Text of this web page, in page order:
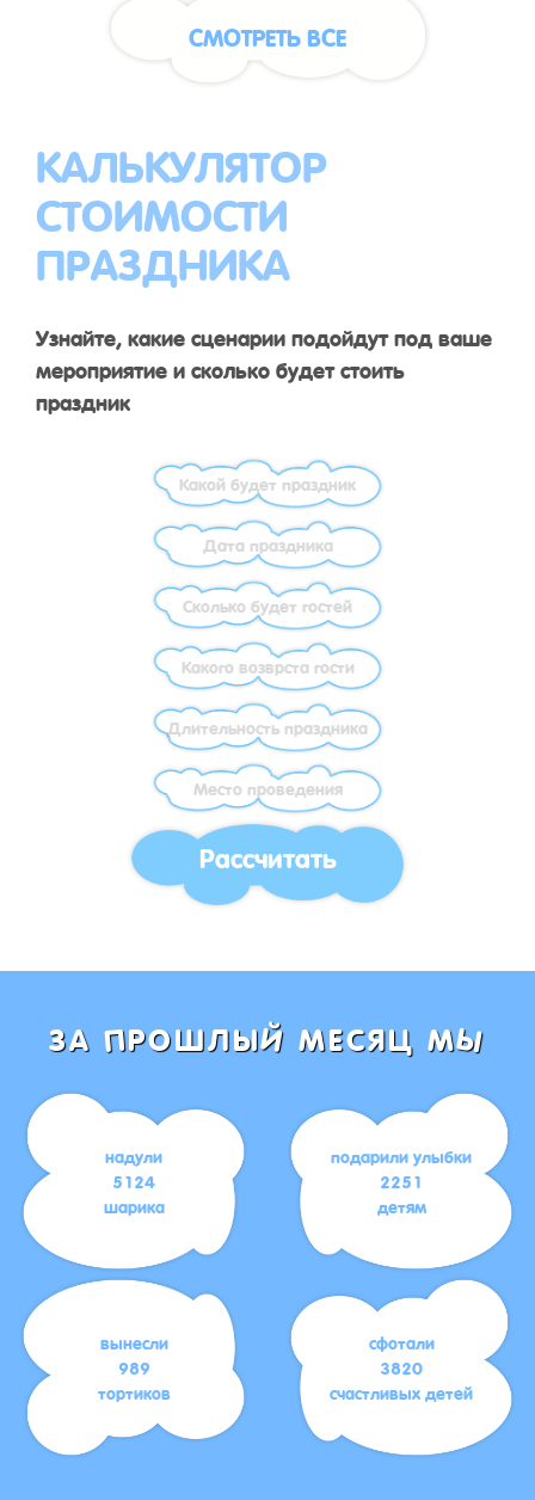
СМОТРЕТЬ ВСЕ
КАЛЬКУЛЯТОР
СТОИМОСТИ
ПРАЗДНИКА
Узнайте, какие сценарии подойдут под ваше
мероприятие и сколько будет стоить
праздник
Рассчитать
ЗА ПРОШЛЫЙ МЕСЯЦ МЫ
надули
5124
шарика
подарили улыбки
2251
детям
вынесли
989
тортиков
сфотали
3820
счастливых детей